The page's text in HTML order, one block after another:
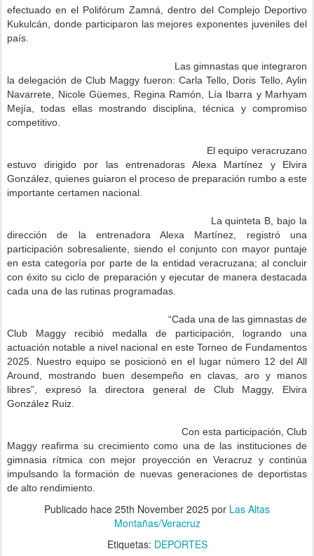
efectuado en el Polifórum Zamná, dentro del Complejo Deportivo
Kukulcán, donde participaron las mejores exponentes juveniles del
país.
Las gimnastas que integraron
la delegación de Club Maggy fueron: Carla Tello, Doris Tello, Aylin
Navarrete, Nicole Güemes, Regina Ramón, Lía Ibarra y Marhyam
Mejía, todas ellas mostrando disciplina, técnica y compromiso
competitivo.
El equipo veracruzano
estuvo dirigido por las entrenadoras Alexa Martínez y Elvira
González, quienes guiaron el proceso de preparación rumbo a este
importante certamen nacional.
La quinteta B, bajo la
dirección de la entrenadora Alexa Martínez, registró una
participación sobresaliente, siendo el conjunto con mayor puntaje
en esta categoría por parte de la entidad veracruzana; al concluir
con éxito su ciclo de preparación y ejecutar de manera destacada
cada una de las rutinas programadas.
“Cada una de las gimnastas de
Club Maggy recibió medalla de participación, logrando una
actuación notable a nivel nacional en este Torneo de Fundamentos
2025. Nuestro equipo se posicionó en el lugar número 12 del All
Around, mostrando buen desempeño en clavas, aro y manos
libres”, expresó la directora general de Club Maggy, Elvira
González Ruiz.
Con esta participación, Club
Maggy reafirma su crecimiento como una de las instituciones de
gimnasia rítmica con mejor proyección en Veracruz y continúa
impulsando la formación de nuevas generaciones de deportistas
de alto rendimiento.
Publicado hace 25th November 2025 por Las Altas
Montañas/Veracruz
Etiquetas: DEPORTES